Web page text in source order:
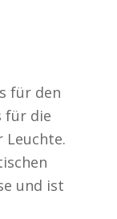
für den
für die
Leuchte.
und ist